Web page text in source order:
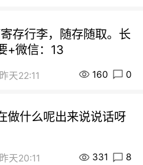
存行李，随存随取。长
+微信：13
昨天22:11 160 0
做什么呢出来说说话呀
昨天20:11 331 8